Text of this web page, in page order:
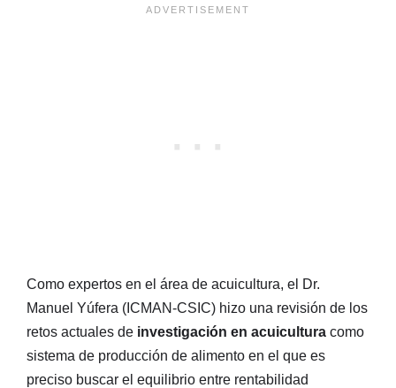
Como expertos en el área de acuicultura, el Dr.
Manuel Yúfera (ICMAN-CSIC) hizo una revisión de los
retos actuales de investigación en acuicultura como
sistema de producción de alimento en el que es
preciso buscar el equilibrio entre rentabilidad